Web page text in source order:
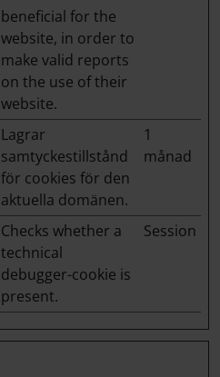
beneficial for the
website, in order to
make valid reports
on the use of their
website.
Lagrar
samtyckestillstånd
för cookies för den
aktuella domänen.
1
månad
Checks whether a
technical
debugger-cookie is
present.
Session